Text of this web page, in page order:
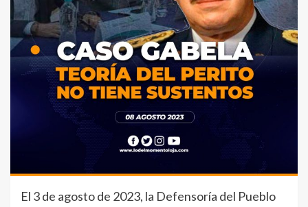
El 3 de agosto de 2023, la Defensoría del Pueblo